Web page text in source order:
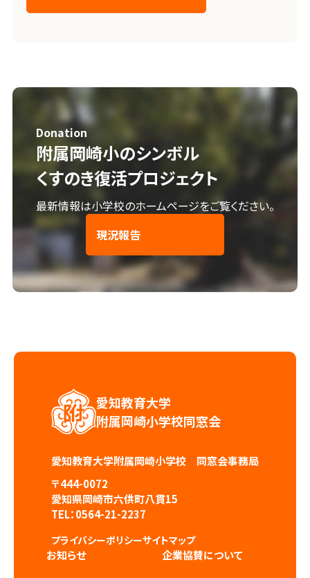
Donation
附属岡崎小のシンボル
くすのき復活プロジェクト
最新情報は小学校のホームページをご覧ください。
現況報告
愛知教育大学
附属岡崎小学校同窓会
愛知教育大学附属岡崎小学校 同窓会事務局
〒444-0072
愛知県岡崎市六供町八貫15
TEL：0564-21-2237
プライバシーポリシーサイトマップ
お知らせ
企業協賛について